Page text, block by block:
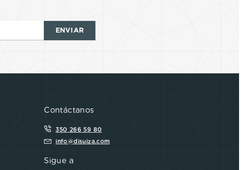
ENVIAR
Contáctanos
350 266 59 80
info@disuiza.com
Sigue a